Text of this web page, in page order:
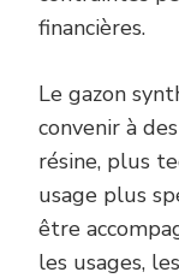
financières.
Le gazon
convenir à
résine, plus
usage plus
être
les usages,